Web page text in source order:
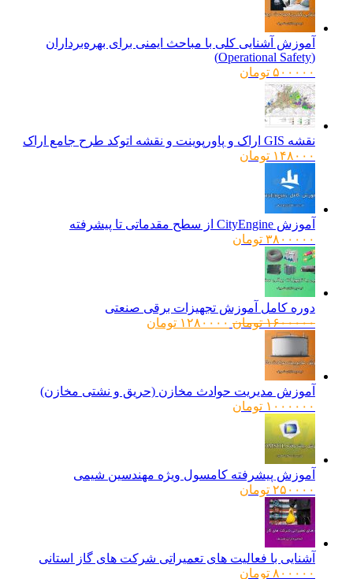
آموزش آشنایی کلی با مباحث ایمنی برای بهره‌برداران
۵۰۰۰۰۰ تومان
نقشه GIS اراک و پاورپوینت و نقشه اتوکد طرح جامع اراک
۱۴۸۰۰۰ تومان
آموزش CityEngine از سطح مقدماتی تا پیشرفته
۳۸۰۰۰۰۰ تومان
دوره کامل آموزش تجهیزات برقی صنعتی
۱۶۰۰۰۰۰ تومانقیمت
۱۲۸۰۰۰۰ تومانقیمت
آموزش مدیریت حوادث مخازن (حریق و نشتی مخازن)
۱۰۰۰۰۰۰ تومان
آموزش پیشرفته کامسول ویژه مهندسین شیمی
۲۵۰۰۰۰ تومان
آشنایی با فعالیت های تعمیراتی شرکت های گاز استانی
۸۰۰۰۰۰ تومان